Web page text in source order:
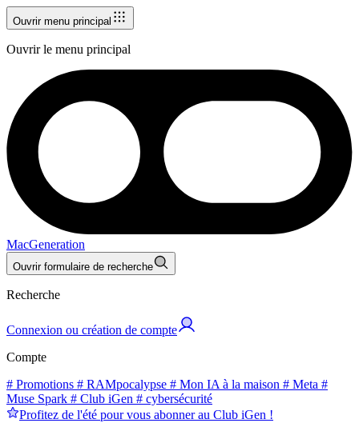
Ouvrir menu principal
Ouvrir le menu principal
MacGeneration
Ouvrir formulaire de recherche
Recherche
Connexion ou création de compte
Compte
# Promotions # RAMpocalypse # Mon IA à la maison # Meta #
Muse Spark # Club iGen # cybersécurité
Profitez de l'été pour vous abonner au Club iGen !